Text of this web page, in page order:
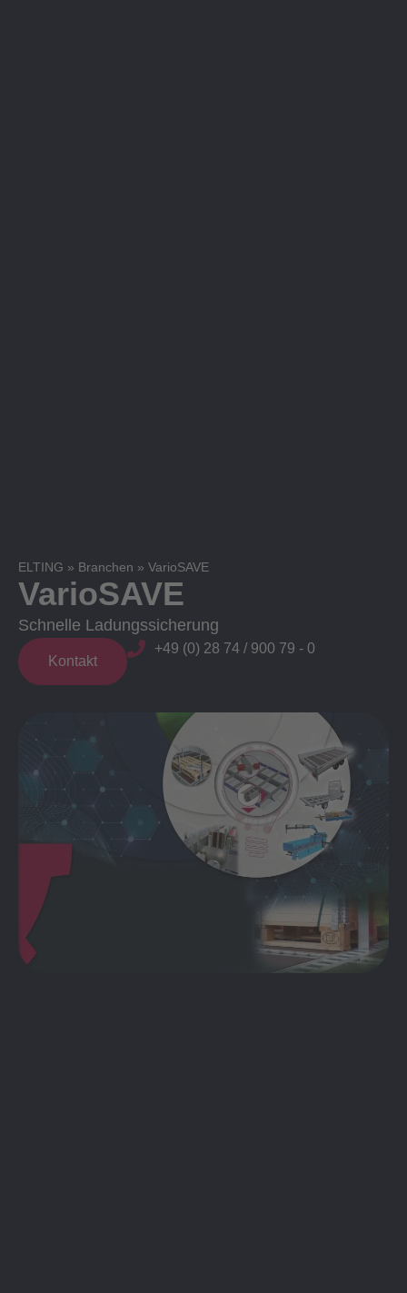
ELTING » Branchen » VarioSAVE
VarioSAVE
Schnelle Ladungssicherung
Kontakt
+49 (0) 28 74 / 900 79 - 0